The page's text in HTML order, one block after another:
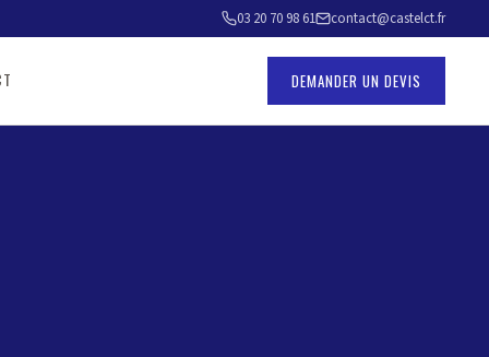
03 20 70 98 61 contact@castelct.fr
DEMANDER UN DEVIS